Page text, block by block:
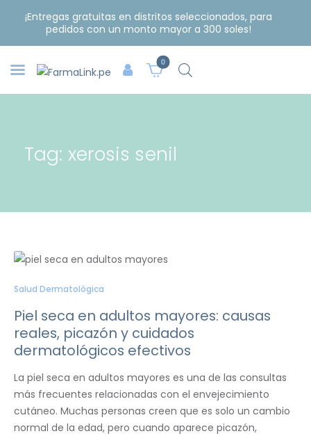
¡Entregas gratuitas en distritos seleccionados, para
pedidos con un monto mayor a 300 soles!
0
Tag: xerosis senil
Salud Dermatológica
Piel seca en adultos mayores: causas
reales, picazón y cuidados
dermatológicos efectivos
La piel seca en adultos mayores es una de las consultas
más frecuentes relacionadas con el envejecimiento
cutáneo. Muchas personas creen que es solo un cambio
normal de la edad, pero cuando aparece picazón,